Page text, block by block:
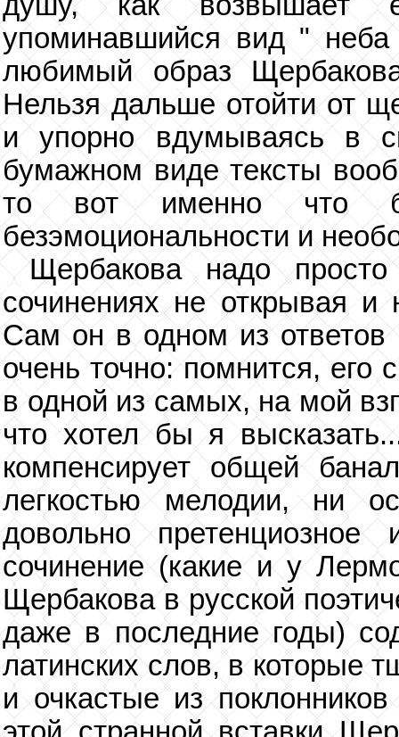
упоминавшийся вид "
любимый образ
Нельзя дальше отойти от
и упорно вдумываясь в
бумажном виде тексты
то вот именно что
безэмоциональности и
Щербакова надо
сочинениях не открывая
Сам он в одном из ответов
очень точно: помнится, его
в одной из самых, на мой
что хотел бы я
компенсирует общей
легкостью мелодии, ни
довольно
сочинение (какие и у
Щербакова в русской
даже в последние годы)
латинских слов, в которые
и очкастые из